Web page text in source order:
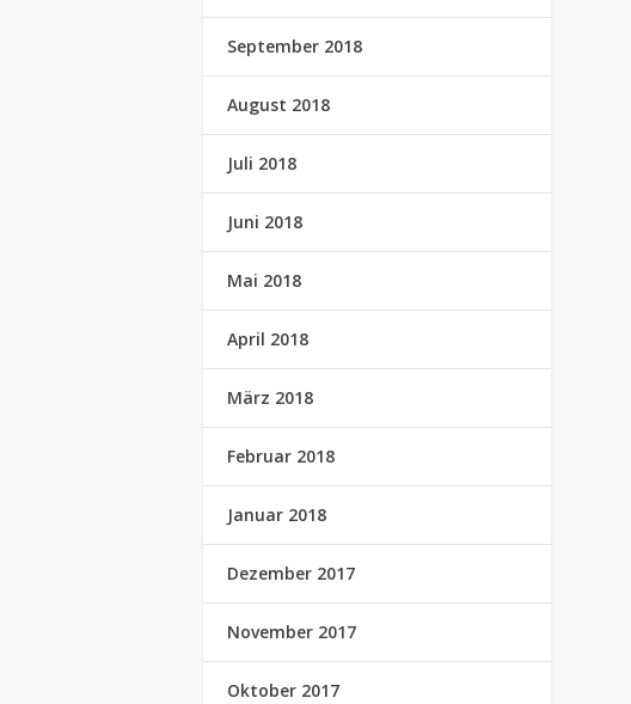
September 2018
August 2018
Juli 2018
Juni 2018
Mai 2018
April 2018
März 2018
Februar 2018
Januar 2018
Dezember 2017
November 2017
Oktober 2017